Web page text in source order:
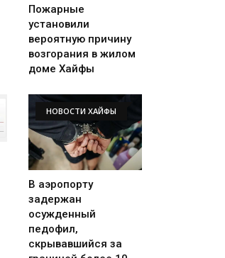
Пожарные
установили
вероятную причину
возгорания в жилом
доме Хайфы
НОВОСТИ ХАЙФЫ
В аэропорту
задержан
осужденный
педофил,
скрывавшийся за